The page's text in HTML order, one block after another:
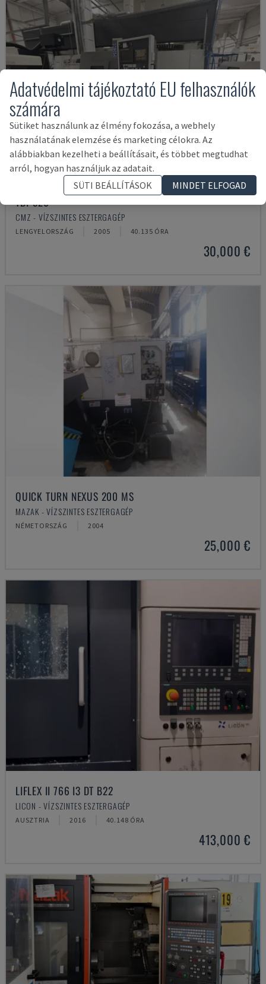
TBI-520
CMZ - VÍZSZINTES ESZTERGAGÉP
LENGYELORSZÁG 2005 40.135 ÓRA
30,000 €
QUICK TURN NEXUS 200 MS
MAZAK - VÍZSZINTES ESZTERGAGÉP
NÉMETORSZÁG 2004
25,000 €
LIFLEX II 766 I3 DT B22
LICON - VÍZSZINTES ESZTERGAGÉP
AUSZTRIA 2016 40.148 ÓRA
413,000 €
Adatvédelmi tájékoztató EU felhasználók
számára
Sütiket használunk az élmény fokozása, a webhely
használatának elemzése és marketing célokra. Az
alábbiakban kezelheti a beállításait, és többet megtudhat
arról, hogyan használjuk az adatait.
SÜTI BEÁLLÍTÁSOK
MINDET ELFOGAD